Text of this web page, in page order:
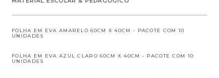
FOLHA EM EVA AMARELO 60CM X 40CM - PACOTE COM 10
UNIDADES
FOLHA EM EVA AZUL CLARO 60CM X 40CM - PACOTE COM 10
UNIDADES